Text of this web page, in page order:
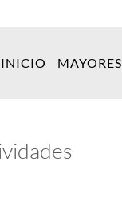
INICIO MAYORES